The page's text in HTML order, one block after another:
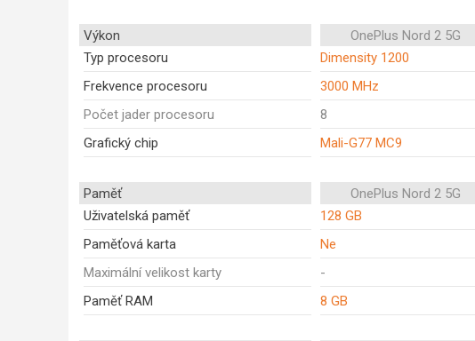
Výkon OnePlus Nord 2 5G
Typ procesoru
Dimensity 1200
Frekvence procesoru
3000 MHz
Počet jader procesoru
8
Grafický chip
Mali-G77 MC9
Paměť OnePlus Nord 2 5G
Uživatelská paměť
128 GB
Paměťová karta
Ne
Maximální velikost karty
-
Paměť RAM
8 GB